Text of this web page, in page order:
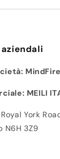
MEILI
York
N6H 3Z9